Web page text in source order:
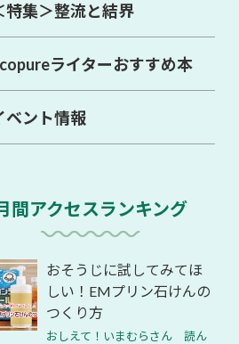
特集＞整流と結界
ライターおすすめ本
ベント情報
間アクセスランキング
おそうじに試してみてほ
しい！EMプリン石けんの
つくり方
おしえて！いまむらさん 読ん